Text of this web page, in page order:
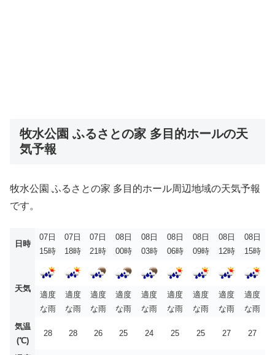
牧水公園 ふるさとの家 多目的ホールの天
気予報
牧水公園 ふるさとの家 多目的ホール周辺地域の天気予報
です。
日時
07日
15時
07日
18時
07日
21時
08日
00時
08日
03時
08日
06時
08日
09時
08日
12時
08日
15時
天気
適度
な雨
適度
な雨
適度
な雨
適度
な雨
適度
な雨
適度
な雨
適度
な雨
適度
な雨
適度
な雨
気温
(℃)
28 28 26 25 24 25 25 27 27